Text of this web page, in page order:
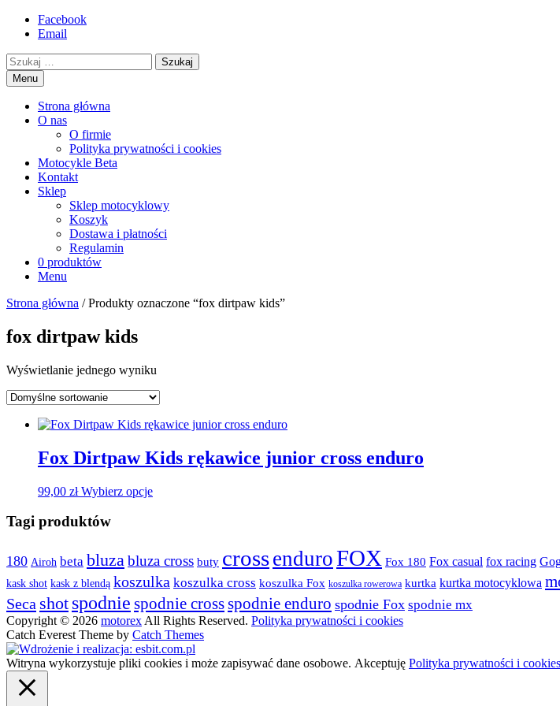
Przejdź
motorex
akcesoria motocyklowe
Facebook
Email
Szukaj
Menu
Strona główna
O nas
O firmie
Polityka prywatności i cookies
Motocykle Beta
Kontakt
Sklep
Sklep motocyklowy
Koszyk
Dostawa i płatności
Regulamin
0 produktów
Menu
Strona główna / Produkty oznaczone “fox dirtpaw kids”
fox dirtpaw kids
Wyświetlanie jednego wyniku
Fox Dirtpaw Kids rękawice junior cross enduro
99,00 zł Wybierz opcjeTen
Opcje
można
wybrać
na
stronie
produktu
Tagi produktów
180 Airoh beta bluzabluza cross buty crossenduroFOX Fox 180 Fox casual fox racing
kask shot kask z blendą koszulka koszulka cross koszulka Fox koszulka rowerowa kurtka kurtka motocyklowa
Seca shot spodnie spodnie crossspodnie enduro spodnie Fox spodnie mx
Copyright © 2026 motorex All Rights Reserved. Polityka prywatności i cookies
Catch Everest Theme by Catch Themes
Witryna wykorzystuje pliki cookies i może zapisywać dane osobowe. Akceptuję Polityka prywatności i cookies